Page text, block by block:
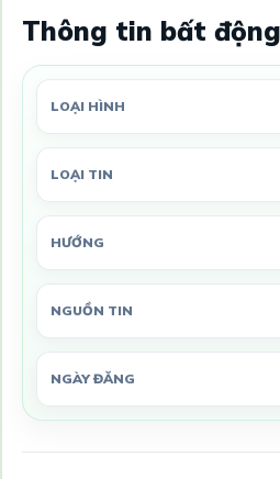
Thông tin bất
LOẠI HÌNH
LOẠI TIN
HƯỚNG
NGUỒN TIN
NGÀY ĐĂNG